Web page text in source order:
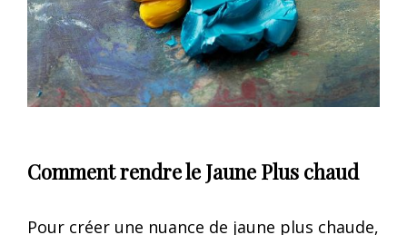
Comment rendre le Jaune Plus chaud
Pour créer une nuance de jaune plus chaude,